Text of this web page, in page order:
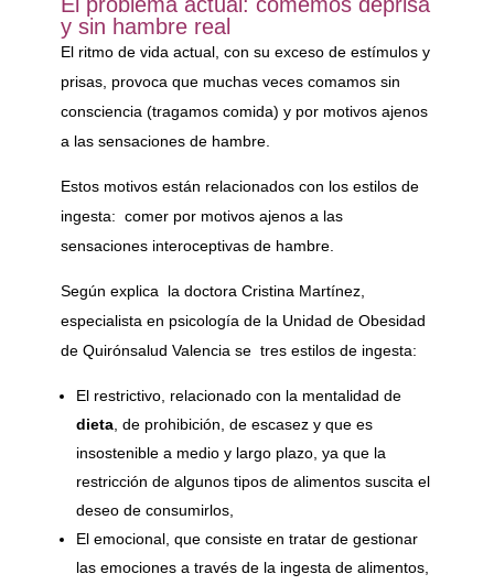
y sin hambre real
El ritmo de vida actual, con su exceso de estímulos y
prisas, provoca que muchas veces comamos sin
consciencia (tragamos comida) y por motivos ajenos
a las sensaciones de hambre.
Estos motivos están relacionados con los estilos de
ingesta: comer por motivos ajenos a las
sensaciones interoceptivas de hambre.
Según explica la doctora Cristina Martínez,
especialista en psicología de la Unidad de Obesidad
de Quirónsalud Valencia se tres estilos de ingesta:
El restrictivo, relacionado con la mentalidad de
dieta, de prohibición, de escasez y que es
insostenible a medio y largo plazo, ya que la
restricción de algunos tipos de alimentos suscita el
deseo de consumirlos,
El emocional, que consiste en tratar de gestionar
las emociones a través de la ingesta de alimentos,